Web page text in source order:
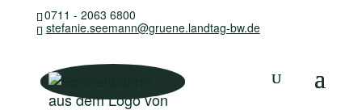
0711 - 2063 6800
stefanie.seemann@gruene.landtag-bw.de